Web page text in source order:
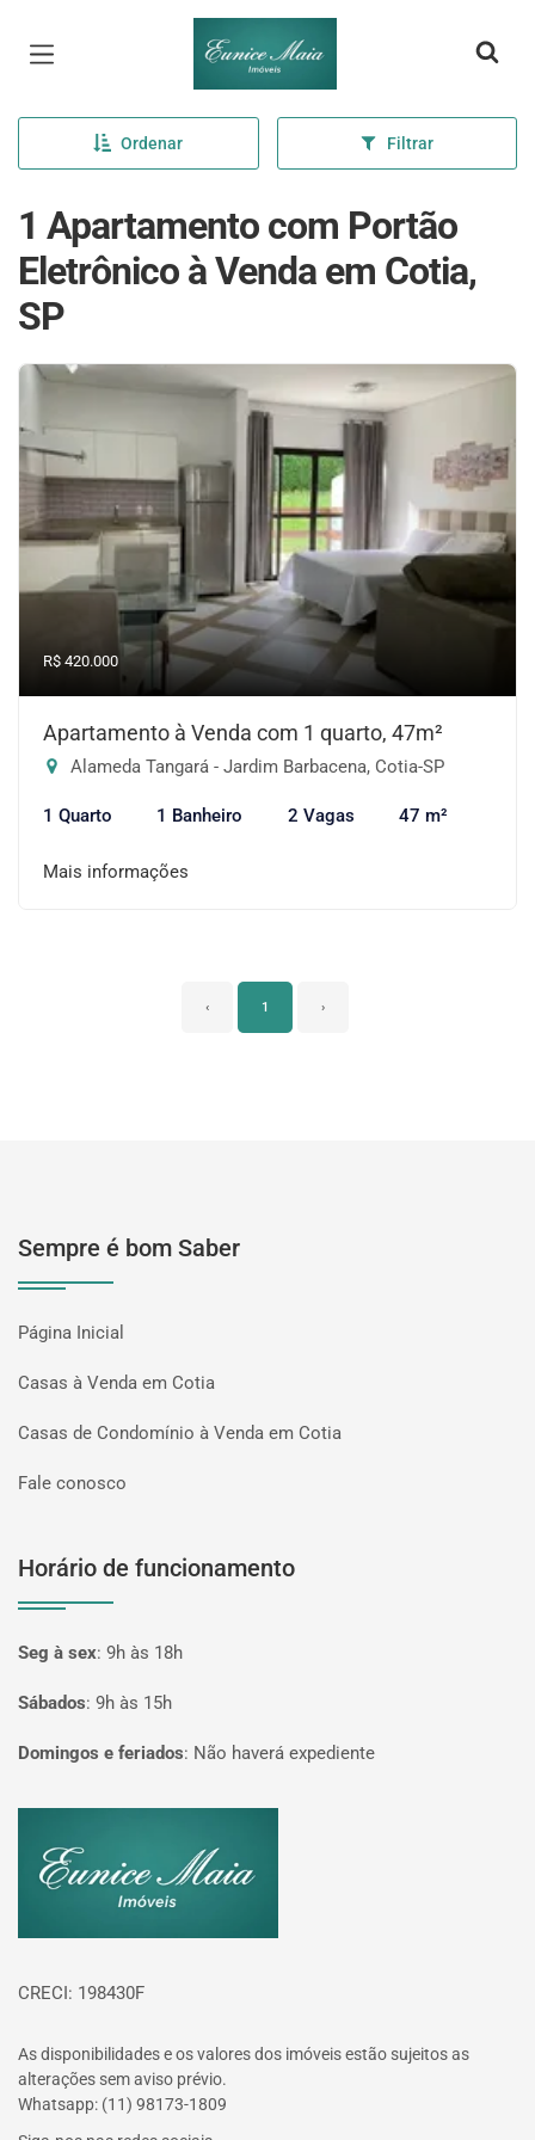
Página inicial
Ordenar Filtrar
1 Apartamento com Portão
Eletrônico à Venda em Cotia,
SP
R$ 420.000
Apartamento à Venda com 1 quarto, 47m²
Alameda Tangará - Jardim Barbacena, Cotia-SP
1 Quarto 1 Banheiro 2 Vagas 47 m²
Mais informações
‹ 1 ›
Sempre é bom Saber
Página Inicial
Casas à Venda em Cotia
Casas de Condomínio à Venda em Cotia
Fale conosco
Horário de funcionamento
Seg à sex: 9h às 18h
Sábados: 9h às 15h
Domingos e feriados: Não haverá expediente
CRECI: 198430F
As disponibilidades e os valores dos imóveis estão sujeitos as
alterações sem aviso prévio.
Whatsapp: (11) 98173-1809